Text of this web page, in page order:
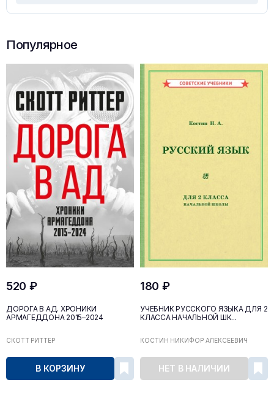
Популярное
520 ₽
ДОРОГА В АД. ХРОНИКИ
АРМАГЕДДОНА 2015–2024
СКОТТ РИТТЕР
В КОРЗИНУ
180 ₽
УЧЕБНИК РУССКОГО ЯЗЫКА ДЛЯ 2
КЛАССА НАЧАЛЬНОЙ ШК...
КОСТИН НИКИФОР АЛЕКСЕЕВИЧ
НЕТ В НАЛИЧИИ